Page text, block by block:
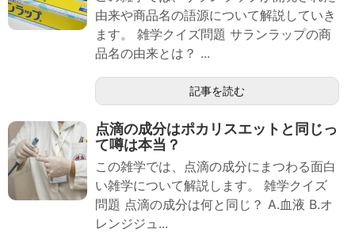
由来や商品名の語源について解説していき
ます。 雑学クイズ問題 サランラップの商
品名の由来とは？ ...
記事を読む
点滴の成分はポカリスエットと同じっ
て噂は本当？
この雑学では、点滴の成分にまつわる面白
い雑学について解説します。 雑学クイズ
問題 点滴の成分は何と同じ？ A.血液 B.オ
レンジジュ...